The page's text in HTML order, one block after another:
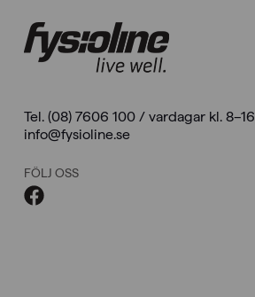
Tel. (08) 7606 100 / vardagar kl. 8–16
info@fysioline.se
FÖLJ OSS